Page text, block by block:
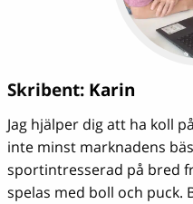
Skribent: Karin
Jag hjälper dig att ha koll
inte minst marknadens
sportintresserad på bred
spelas med boll och puck.